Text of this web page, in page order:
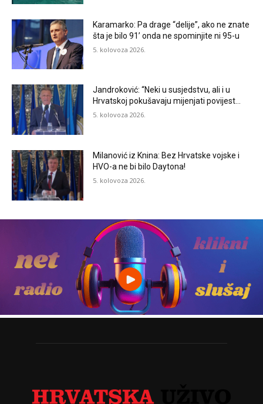
Karamarko: Pa drage “delije”, ako ne znate
šta je bilo 91’ onda ne spominjite ni 95-u
5. kolovoza 2026.
Jandroković: “Neki u susjedstvu, ali i u
Hrvatskoj pokušavaju mijenjati povijest…
5. kolovoza 2026.
Milanović iz Knina: Bez Hrvatske vojske i
HVO-a ne bi bilo Daytona!
5. kolovoza 2026.